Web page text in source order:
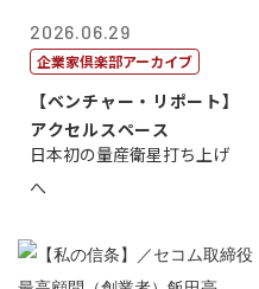
2026.06.29
企業家倶楽部アーカイブ
【ベンチャー・リポート】
アクセルスペース
日本初の量産衛星打ち上げ
へ